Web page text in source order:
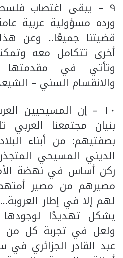
٩ – يبقى اغتصاب
ورده مسؤولية عربية
قضيتنا جميعًا.. وعن
أخرى تتكامل معه
وتأتي في مقدمتها
والانقسام السني –
١٠ – إن المسيحيين
بنيان مجتمعنا العربي
بصفتيهم: من أبناء
الديني المسيحي
ركن أساس في نهضة
مصيرهم من مصير أمتهم
لهم إلا في إطار
يشكل تهديدًا لوجودها
ولعل في تجربة كل من
عبد القادر الجزائري في